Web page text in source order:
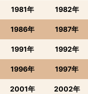
1981年 1982年
1986年 1987年
1991年 1992年
1996年 1997年
2001年 2002年